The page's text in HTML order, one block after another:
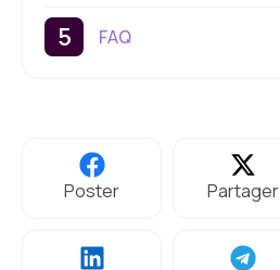
FAQ
Poster Partager